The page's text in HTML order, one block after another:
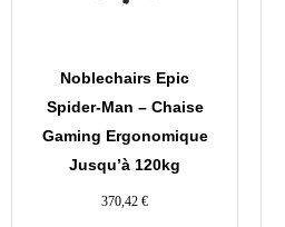
Noblechairs Epic
Spider-Man – Chaise
Gaming Ergonomique
Jusqu’à 120kg
370,42 €